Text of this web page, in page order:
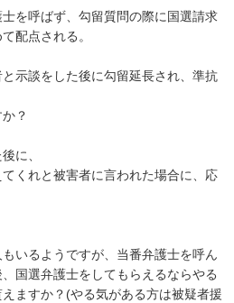
を呼ばず、勾留質問の際に国選請求
配点される。
示談をした後に勾留延長され、準抗
？
に、
くれと被害者に言われた場合に、応
いるようですが、当番弁護士を呼ん
国選弁護士をしてもらえるならやる
ますか？(やる気がある方は被疑者援